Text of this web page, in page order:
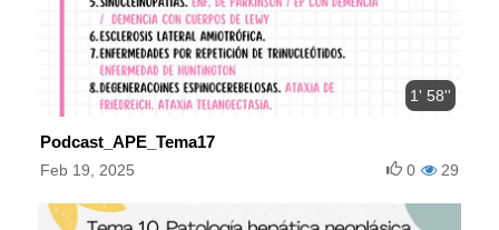
1' 58''
Podcast_APE_Tema17
Feb 19, 2025 29
0